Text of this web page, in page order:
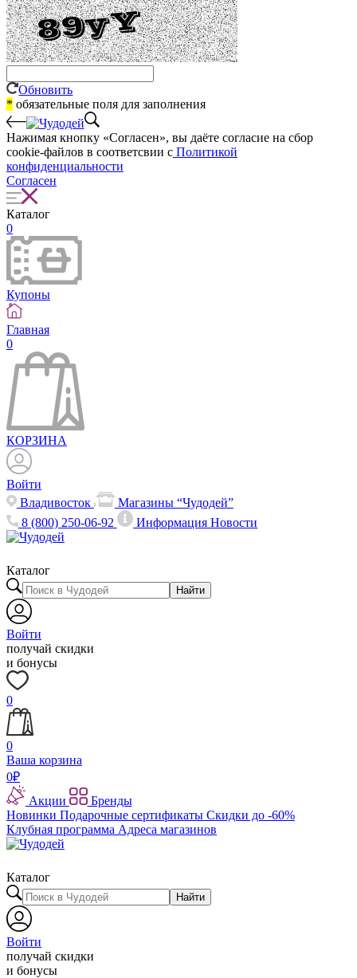
Обновить
* обязательные поля для заполнения
Нажимая кнопку «Согласен», вы даёте cогласие на сбор
cookie-файлов в соответсвии с Политикой
конфиденциальности
Согласен
Каталог
0
Купоны
Главная
0
КОРЗИНА
Войти
Владивосток
Магазины “Чудодей”
8 (800) 250-06-92
ИнформацияНовости
Каталог
Найти
Войти
получай скидки
и бонусы
0
0
Ваша корзина
0₽
Акции
Бренды
Новинки Подарочные сертификаты Скидки до -60%
Клубная программа Адреса магазинов
Каталог
Найти
Войти
получай скидки
и бонусы